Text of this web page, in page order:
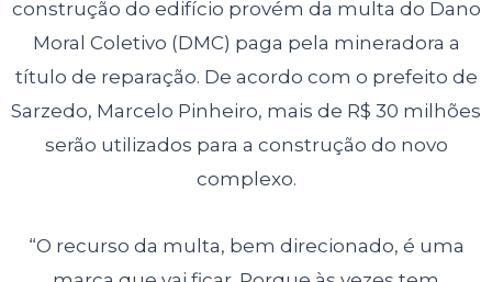
construção do edifício provém da multa do Dano
Moral Coletivo (DMC) paga pela mineradora a
título de reparação. De acordo com o prefeito de
Sarzedo, Marcelo Pinheiro, mais de R$ 30 milhões
serão utilizados para a construção do novo
complexo.
“O recurso da multa, bem direcionado, é uma